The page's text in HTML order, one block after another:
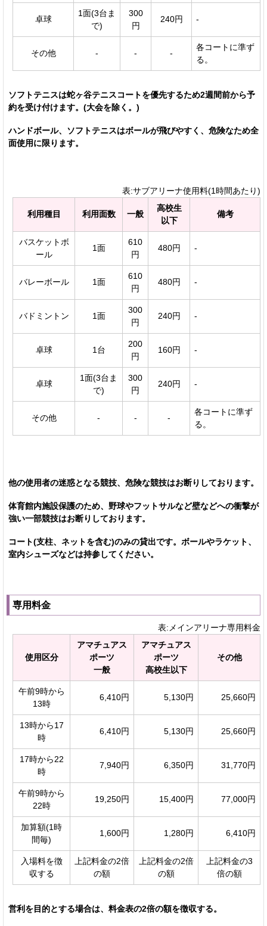
卓球
1面(3台ま
で)
300
円
240円 -
その他 - - -
各コートに準ず
る。
ソフトテニスは蛇ヶ谷テニスコートを優先するため2週間前から予
約を受け付けます。(大会を除く。)
ハンドボール、ソフトテニスはボールが飛びやすく、危険なため全
面使用に限ります。
表:サブアリーナ使用料(1時間あたり)
利用種目 利用面数 一般
高校生
以下
備考
バスケットボ
ール
1面
610
円
480円 -
バレーボール 1面
610
円
480円 -
バドミントン 1面
300
円
240円 -
卓球 1台
200
円
160円 -
卓球
1面(3台ま
で)
300
円
240円 -
その他 - - -
各コートに準ず
る。
他の使用者の迷惑となる競技、危険な競技はお断りしております。
体育館内施設保護のため、野球やフットサルなど壁などへの衝撃が
強い一部競技はお断りしております。
コート(支柱、ネットを含む)のみの貸出です。ボールやラケット、
室内シューズなどは持参してください。
専用料金
表:メインアリーナ専用料金
使用区分
アマチュアス
ポーツ
一般
アマチュアス
ポーツ
高校生以下
その他
午前9時から
13時
6,410円 5,130円 25,660円
13時から17
時
6,410円 5,130円 25,660円
17時から22
時
7,940円 6,350円 31,770円
午前9時から
22時
19,250円 15,400円 77,000円
加算額(1時
間毎)
1,600円 1,280円 6,410円
入場料を徴
収する
上記料金の2倍
の額
上記料金の2倍
の額
上記料金の3
倍の額
営利を目的とする場合は、料金表の2倍の額を徴収する。